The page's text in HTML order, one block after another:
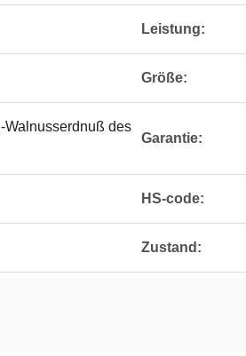
Leistung:
Größe:
Walnusserdnuß des
Garantie:
HS-code:
Zustand: